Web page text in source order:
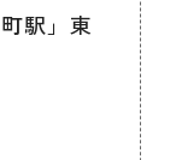
駅」東